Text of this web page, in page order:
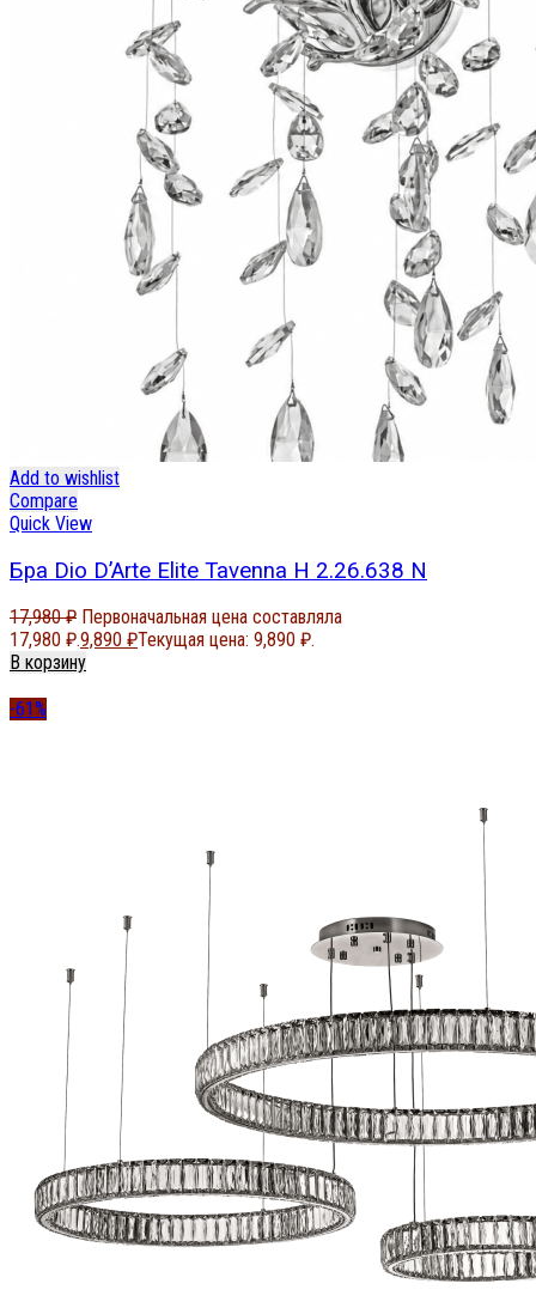
Add to wishlist
Compare
Quick View
Бра Dio D’Arte Elite Tavenna H 2.26.638 N
17,980₽ Первоначальная цена составляла
17,980 ₽.9,890 ₽Текущая цена: 9,890 ₽.
В корзину
-61%